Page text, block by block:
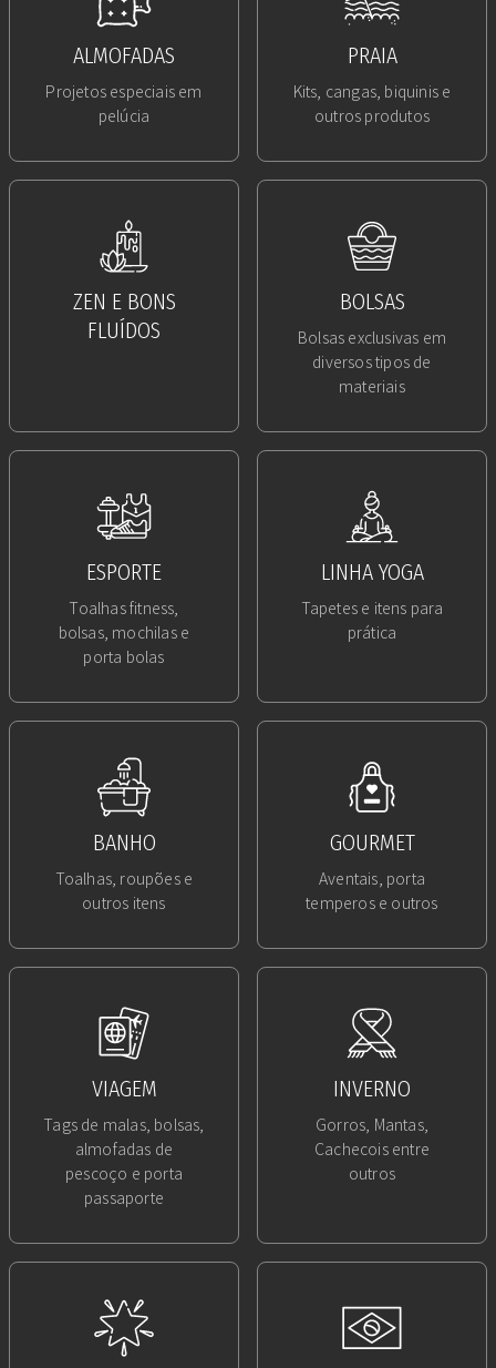
ALMOFADAS
Projetos especiais em
pelúcia
PRAIA
Kits, cangas, biquinis e
outros produtos
ZEN E BONS
FLUÍDOS
BOLSAS
Bolsas exclusivas em
diversos tipos de
materiais
ESPORTE
Toalhas fitness,
bolsas, mochilas e
porta bolas
LINHA YOGA
Tapetes e itens para
prática
BANHO
Toalhas, roupões e
outros itens
GOURMET
Aventais, porta
temperos e outros
VIAGEM
Tags de malas, bolsas,
almofadas de
pescoço e porta
passaporte
INVERNO
Gorros, Mantas,
Cachecois entre
outros